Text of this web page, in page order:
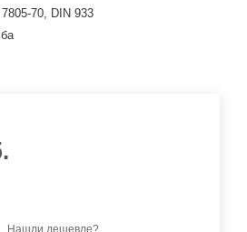
70, DIN 933
Нашли дешевле?